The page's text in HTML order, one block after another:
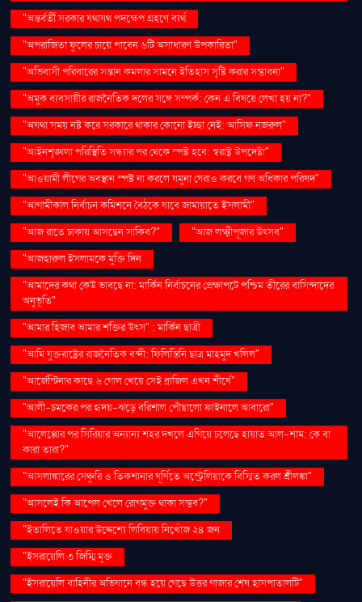
"অন্তর্বর্তী সরকার যথাযথ পদক্ষেপ গ্রহণে ব্যর্থ
"অপরাজিতা ফুলের চায়ে পাবেন ৬টি অসাধারণ উপকারিতা"
"অভিবাসী পরিবারের সন্তান কমলার সামনে ইতিহাস সৃষ্টি করার সম্ভাবনা"
"অমুক ব্যবসায়ীর রাজনৈতিক দলের সঙ্গে সম্পর্ক: কেন এ বিষয়ে লেখা হয় না?"
"অযথা সময় নষ্ট করে সরকারে থাকার কোনো ইচ্ছা নেই: আসিফ নজরুল"
"আইনশৃঙ্খলা পরিস্থিতি সন্ধ্যার পর থেকে স্পষ্ট হবে: স্বরাষ্ট্র উপদেষ্টা"
"আওয়ামী লীগের অবস্থান স্পষ্ট না করলে যমুনা ঘেরাও করবে গণ অধিকার পরিষদ"
"আগামীকাল নির্বাচন কমিশনে বৈঠকে যাবে জামায়াতে ইসলামী"
"আজ রাতে ঢাকায় আসছেন সাকিব?"
"আজ লক্ষ্মীপূজার উৎসব"
"আজহারুল ইসলামকে মুক্তি দিন
"আমাদের কথা কেউ ভাবছে না: মার্কিন নির্বাচনের প্রেক্ষাপটে পশ্চিম তীরের বাসিন্দাদের
অনুভূতি"
"আমার হিজাব আমার শক্তির উৎস" : মার্কিন ছাত্রী
"আমি যুক্তরাষ্ট্রের রাজনৈতিক বন্দী: ফিলিস্তিনি ছাত্র মাহমুদ খলিল"
"আর্জেন্টিনার কাছে ৬ গোল খেয়ে সেই ব্রাজিল এখন শীর্ষে"
"আলী-চমকের পর হৃদয়-ঝড়ে বরিশাল পৌঁছালো ফাইনালে আবারো"
"আলেপ্পোর পর সিরিয়ার অন্যান্য শহর দখলে এগিয়ে চলেছে হায়াত আল-শাম: কে বা
কারা তারা?"
"আসলাঙ্কারের সেঞ্চুরি ও তিকশানার ঘূর্ণিতে অস্ট্রেলিয়াকে বিস্মিত করল শ্রীলঙ্কা"
"আসলেই কি আপেল খেলে রোগমুক্ত থাকা সম্ভব?"
"ইতালিতে যাওয়ার উদ্দেশ্যে লিবিয়ায় নিখোঁজ ২৪ জন
"ইসরায়েলি ৩ জিম্মি মুক্ত
"ইসরায়েলি বাহিনীর অভিযানে বন্ধ হয়ে গেছে উত্তর গাজার শেষ হাসপাতালটি"